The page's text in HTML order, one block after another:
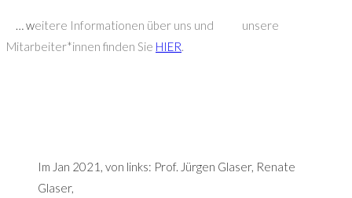
… weitere Informationen über uns und unsere
Mitarbeiter*innen finden Sie HIER.
Im Jan 2021, von links: Prof. Jürgen Glaser, Renate
Glaser,